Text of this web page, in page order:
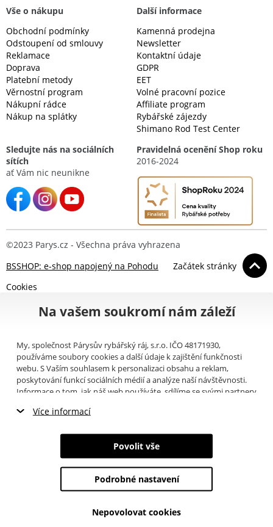
Vše o nákupu
Obchodní podmínky
Odstoupení od smlouvy
Reklamace
Doprava
Platební metody
Věrnostní program
Nákupní rádce
Nákup na splátky
Další informace
Kamenná prodejna
Newsletter
Kontaktní údaje
GDPR
EET
Volné pracovní pozice
Affiliate program
Rybářské zájezdy
Shimano Rod Test Center
Sledujte nás na sociálních
sítích
ať Vám nic neunikne
Pravidelná ocenění Shop roku
2016-2024
©2023 Parys.cz - Všechna práva vyhrazena
BSSHOP: e-shop napojený na Pohodu
Začátek stránky
Cookies
Na vašem soukromí nám záleží
My, společnost Párysův rybářský ráj, s.r.o. IČO 48171930,
používáme soubory cookies a další údaje k zajištění funkčnosti
webu. S Vaším souhlasem k personalizaci obsahu a reklam,
poskytování funkcí sociálních médií a analýze naší návštěvnosti.
Informace o tom, jak náš web používáte, sdílíme se svými partnery
můžete přečíst, jak tyto informace Google používá. Partneři tyto
poskytli nebo které získali v důsledku toho, že používáte jejich
služby. Tyto údaje zahrnují cookies, data z dalších úložišť, IP
adresu a další informace spojené s prohlížením webu. Svůj souhlas
Více informací
Nezbytné cookies
Marketingové cookies
Údaje o uživatelích
Povolit vše
Podrobné nastavení
Nepovolovat cookies